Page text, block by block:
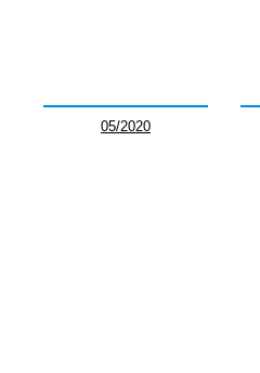
05/2020